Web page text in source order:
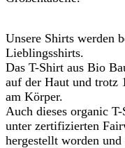
Unsere Shirts werden
Lieblingsshirts.
Das T-Shirt aus Bio
auf der Haut und trotz
am Körper.
Auch dieses organic
unter zertifizierten
hergestellt worden und